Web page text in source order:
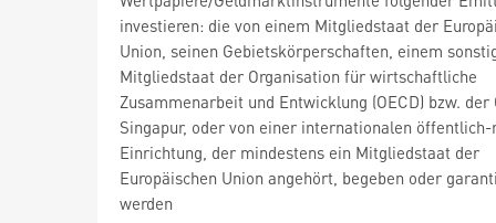
investieren: die von einem Mitgliedstaat der
Union, seinen Gebietskörperschaften, einem
Mitgliedstaat der Organisation für wirtschaftliche
Zusammenarbeit und Entwicklung (OECD) bzw. der
Singapur, oder von einer internationalen
Einrichtung, der mindestens ein Mitgliedstaat der
Europäischen Union angehört, begeben oder
werden